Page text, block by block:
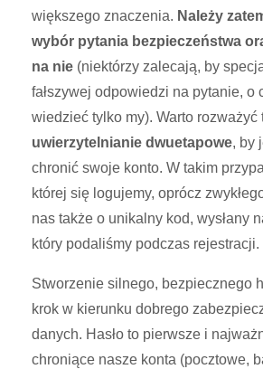
większego znaczenia. Należy
wybór pytania bezpieczeństwa
na nie (niektórzy zalecają, by
fałszywej odpowiedzi na pytanie, o
wiedzieć tylko my). Warto rozważyć
uwierzytelnianie dwuetapowe, by
chronić swoje konto. W takim
której się logujemy, oprócz
nas także o unikalny kod, wysłany
który podaliśmy podczas rejestracji.
Stworzenie silnego, bezpiecznego
krok w kierunku dobrego
danych. Hasło to pierwsze i
chroniące nasze konta (pocztowe,